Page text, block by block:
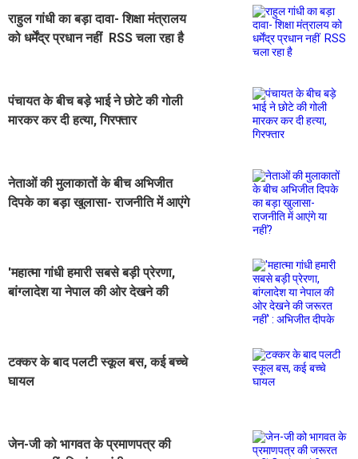
राहुल गांधी का बड़ा दावा- शिक्षा मंत्रालय
को धर्मेंद्र प्रधान नहीं RSS चला रहा है
पंचायत के बीच बड़े भाई ने छोटे की गोली
मारकर कर दी हत्या, गिरफ्तार
नेताओं की मुलाकातों के बीच अभिजीत
दिपके का बड़ा खुलासा- राजनीति में आएंगे
'महात्मा गांधी हमारी सबसे बड़ी प्रेरणा,
बांग्लादेश या नेपाल की ओर देखने की
टक्कर के बाद पलटी स्कूल बस, कई बच्चे
घायल
जेन-जी को भागवत के प्रमाणपत्र की